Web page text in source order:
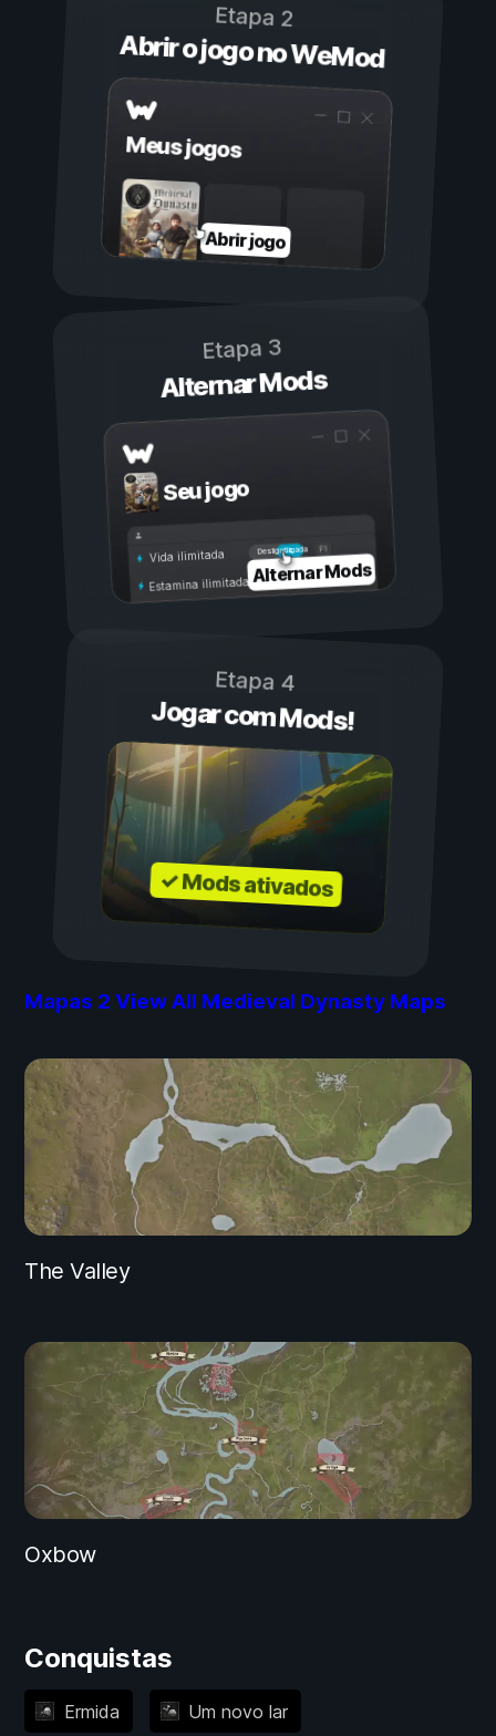
Etapa 2
Abrir o jogo no WeMod
Meus jogos
Abrir jogo
Etapa 3
Alternar Mods
Seu jogo
Ligada
Desligada
Vida ilimitada
Estamina ilimitadaAlternar Mods
Etapa 4
Jogar com Mods!
✓ Mods ativados
Mapas 2 View All Medieval Dynasty Maps
The Valley
Oxbow
Conquistas
Ermida Um novo lar